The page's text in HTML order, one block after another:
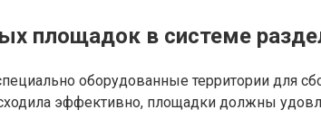
площадок в системе
оборудованные территории для
эффективно, площадки должны